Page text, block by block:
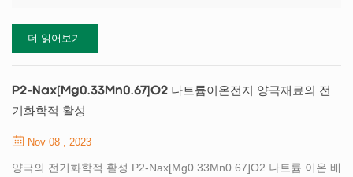
더 매력적인 옵션을 제공합니다. 금속 리튬 양극과 비교하여 리튬 합
금 양극은 인터페이스 습윤성, 인터페이스 부반응 발생 억제, 고체
리튬 수상돌기의 성장으로 인한 단락을 방지합니다. ~에 동시에, 액
더 읽어보기
P2-Nax[Mg0.33Mn0.67]O2 나트륨이온전지 양극재료의 전
기화학적 활성
Nov 08 , 2023
양극의 전기화학적 활성 P2-Nax[Mg0.33Mn0.67]O2 나트륨 이온 배